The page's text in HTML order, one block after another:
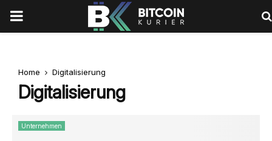
PRIMARY
Home Digitalisierung
Digitalisierung
Unternehmen